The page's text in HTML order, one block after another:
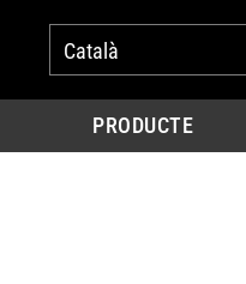
Català
PRODUCTE